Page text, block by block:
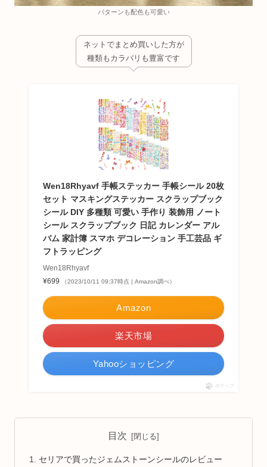
パターンも配色も可愛い
ネットでまとめ買いした方が
種類もカラバリも豊富です
Wen18Rhyavf 手帳ステッカー 手帳シール 20枚
セット マスキングステッカー スクラップブック
シール DIY 多種類 可愛い 手作り 装飾用 ノート
シール スクラップブック 日記 カレンダー アル
バム 家計簿 スマホ デコレーション 手工芸品 ギ
フトラッピング
Wen18Rhyavf
¥699
（2023/10/11 09:37時点 | Amazon調べ）
Amazon
楽天市場
Yahooショッピング
ポチップ
目次
セリアで買ったジェムストーンシールのレビュー